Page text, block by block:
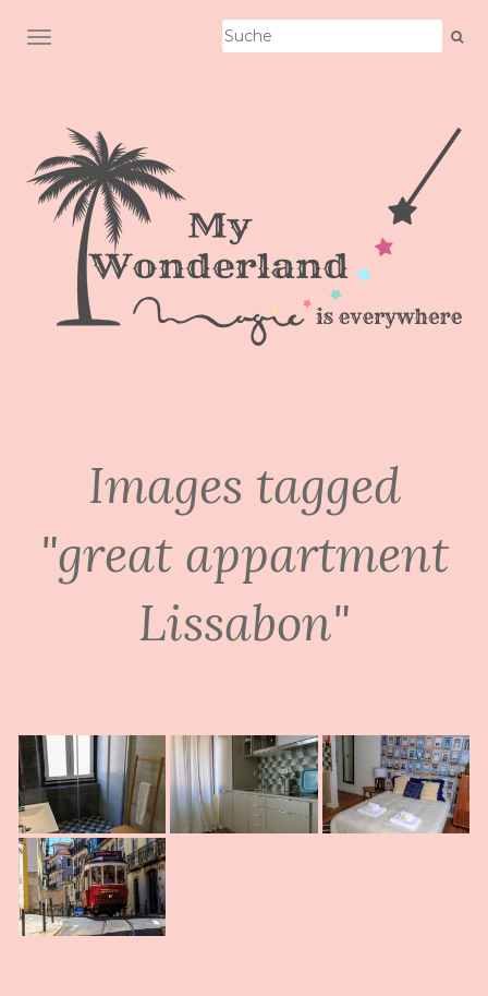
SCHALTE NAVIGATION
Images tagged
"great appartment
Lissabon"